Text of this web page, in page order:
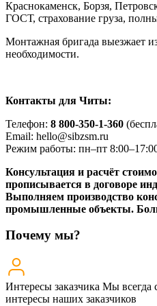
Краснокаменск, Борзя,
ГОСТ, страхование груза,
Монтажная бригада выезжает
необходимости.
Контакты для Читы:
Телефон: 8 800-350-1-360
Email: hello@sibzsm.ru
Режим работы: пн–пт
Консультация и расчёт
прописывается в договоре
Выполняем производство
промышленные объекты.
Почему мы?
Интересы заказчика Мы всегда
интересы наших заказчиков